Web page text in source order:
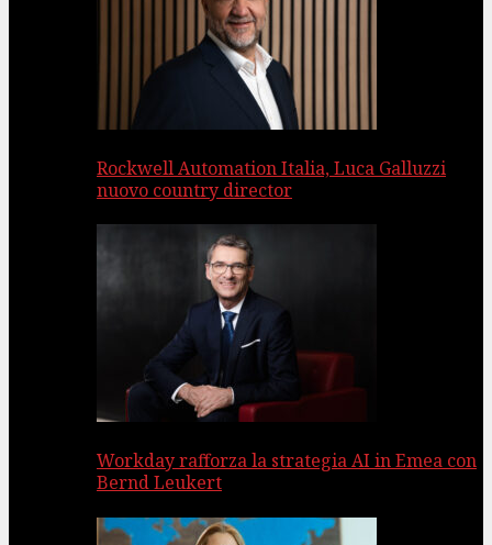
Rockwell Automation Italia, Luca Galluzzi
nuovo country director
Workday rafforza la strategia AI in Emea con
Bernd Leukert